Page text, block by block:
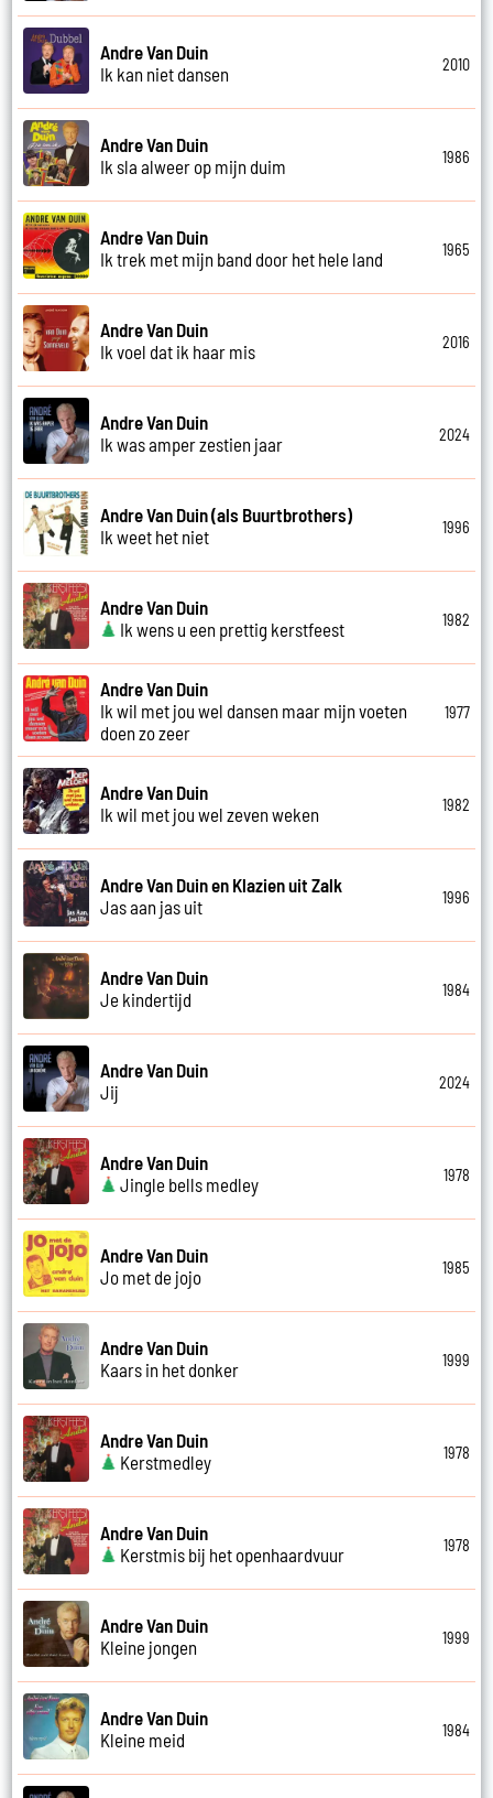
Andre Van Duin
Ik kan niet dansen
2010
Andre Van Duin
Ik sla alweer op mijn duim
1986
Andre Van Duin
Ik trek met mijn band door het hele land
1965
Andre Van Duin
Ik voel dat ik haar mis
2016
Andre Van Duin
Ik was amper zestien jaar
2024
Andre Van Duin (als Buurtbrothers)
Ik weet het niet
1996
Andre Van Duin
Ik wens u een prettig kerstfeest
1982
Andre Van Duin
Ik wil met jou wel dansen maar mijn voeten
doen zo zeer
1977
Andre Van Duin
Ik wil met jou wel zeven weken
1982
Andre Van Duin en Klazien uit Zalk
Jas aan jas uit
1996
Andre Van Duin
Je kindertijd
1984
Andre Van Duin
Jij
2024
Andre Van Duin
Jingle bells medley
1978
Andre Van Duin
Jo met de jojo
1985
Andre Van Duin
Kaars in het donker
1999
Andre Van Duin
Kerstmedley
1978
Andre Van Duin
Kerstmis bij het openhaardvuur
1978
Andre Van Duin
Kleine jongen
1999
Andre Van Duin
Kleine meid
1984